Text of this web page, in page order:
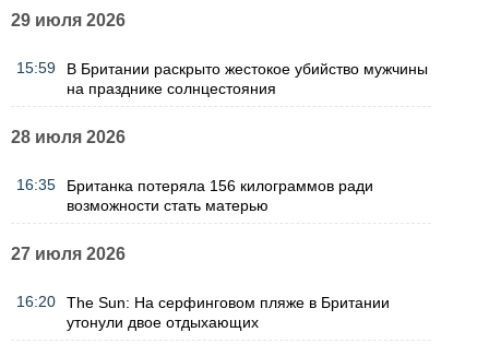
29 июля 2026
15:59
В Британии раскрыто жестокое убийство мужчины
на празднике солнцестояния
28 июля 2026
16:35
Британка потеряла 156 килограммов ради
возможности стать матерью
27 июля 2026
16:20
The Sun: На серфинговом пляже в Британии
утонули двое отдыхающих